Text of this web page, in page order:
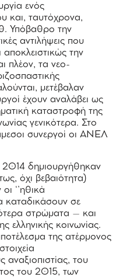
ενός
και, ταυτόχρονα,
Υπόβαθρο την
αντιλήψεις που
την
πλέον, τα νεο-
μετέβαλαν
έχουν αναλάβει ως
καταστροφή της
γενικότερα. Στο
συνεργοί οι ΑΝΕΛ
2014 δημιουργήθηκαν
όχι βεβαιότητα)
‘’ηθικά
καταδικάσουν σε
στρώματα – και
ελληνικής κοινωνίας.
της ατέρμονος
του
του 2015, των